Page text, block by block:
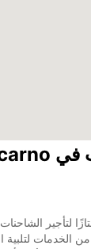
الخدمات لتلبية